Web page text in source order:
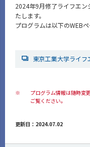
2024年9月修了ライフエ
たします。
プログラムは以下のWEB
東京工業大学ライフ
※
プログラム情報は随時変
ご覧ください。
更新日：2024.07.02
年別アーカイブ